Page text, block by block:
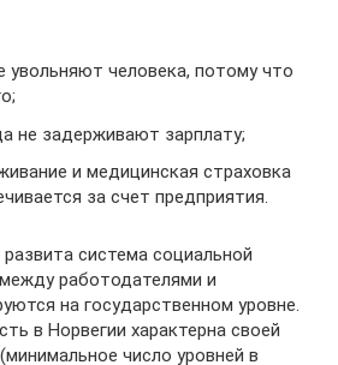
увольняют человека, потому что
не задерживают зарплату;
и медицинская страховка
за счет предприятия.
система социальной
работодателями и
на государственном уровне.
в Норвегии характерна своей
число уровней в